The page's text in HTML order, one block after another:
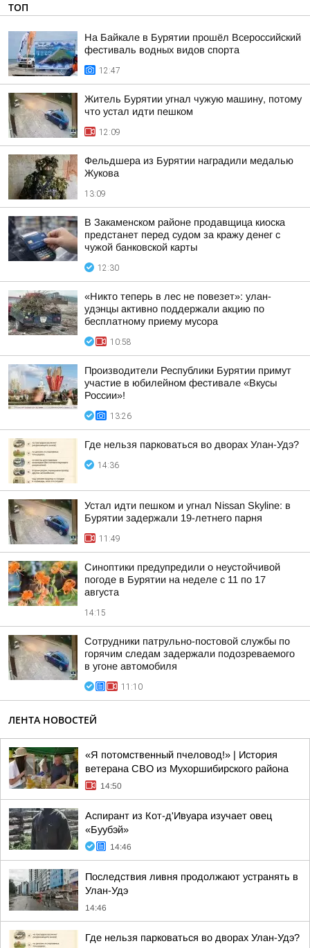
ТОП
На Байкале в Бурятии прошёл Всероссийский
фестиваль водных видов спорта
12:47
Житель Бурятии угнал чужую машину, потому
что устал идти пешком
12:09
Фельдшера из Бурятии наградили медалью
Жукова
13:09
В Закаменском районе продавщица киоска
предстанет перед судом за кражу денег с
чужой банковской карты
12:30
«Никто теперь в лес не повезет»: улан-
удэнцы активно поддержали акцию по
бесплатному приему мусора
10:58
Производители Республики Бурятии примут
участие в юбилейном фестивале «Вкусы
России»!
13:26
Где нельзя парковаться во дворах Улан-Удэ?
14:36
Устал идти пешком и угнал Nissan Skyline: в
Бурятии задержали 19-летнего парня
11:49
Синоптики предупредили о неустойчивой
погоде в Бурятии на неделе с 11 по 17
августа
14:15
Сотрудники патрульно-постовой службы по
горячим следам задержали подозреваемого
в угоне автомобиля
11:10
ЛЕНТА НОВОСТЕЙ
«Я потомственный пчеловод!» | История
ветерана СВО из Мухоршибирского района
14:50
Аспирант из Кот-д'Ивуара изучает овец
«Буубэй»
14:46
Последствия ливня продолжают устранять в
Улан-Удэ
14:46
Где нельзя парковаться во дворах Улан-Удэ?